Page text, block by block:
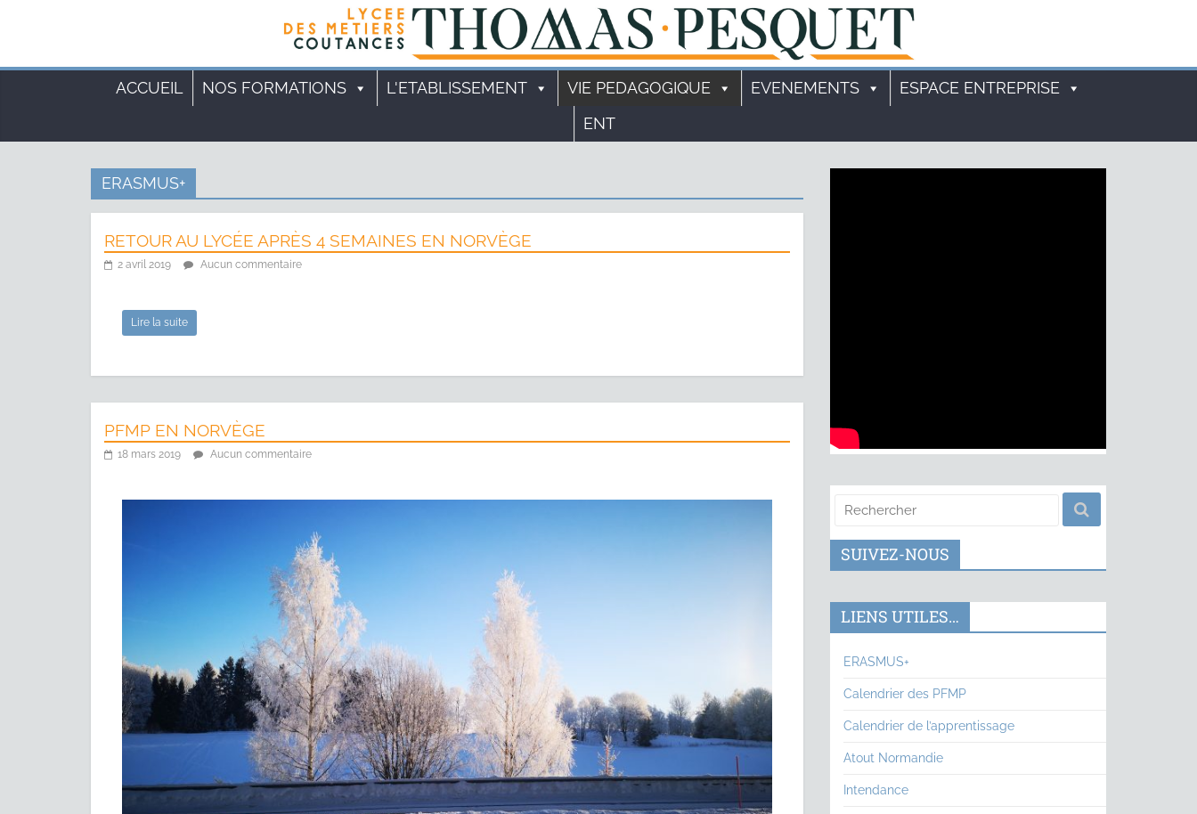
ACCUEIL NOS FORMATIONS L'ETABLISSEMENT VIE PEDAGOGIQUE EVENEMENTS
ESPACE ENTREPRISE
ENT
ERASMUS+
RETOUR AU LYCÉE APRÈS 4 SEMAINES EN NORVÈGE
2 avril 2019 Aucun commentaire
Lire la suite
PFMP EN NORVÈGE
18 mars 2019 Aucun commentaire
SUIVEZ-NOUS
LIENS UTILES…
ERASMUS+
Calendrier des PFMP
Calendrier de l’apprentissage
Atout Normandie
Intendance